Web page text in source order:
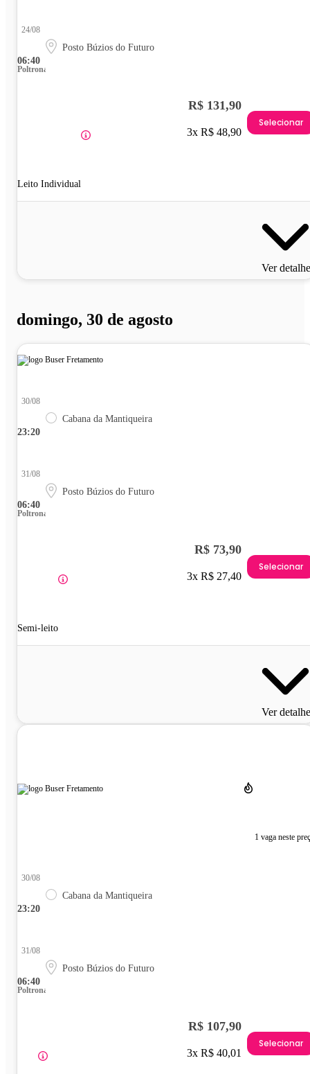
06:40
24/08
Posto Búzios do Futuro
Poltrona
Leito Individual
R$ 131,90
3x R$ 48,90
Selecionar
Ver
domingo, 30 de agosto
23:20
30/08
Cabana da Mantiqueira
06:40
31/08
Posto Búzios do Futuro
Poltrona
Semi-leito
R$ 73,90
3x R$ 27,40
Selecionar
Ver
1 vaga neste
23:20
30/08
Cabana da Mantiqueira
06:40
31/08
Posto Búzios do Futuro
Poltrona
R$ 107,90
3x R$ 40,01
Selecionar